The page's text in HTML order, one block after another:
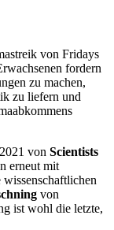
von Fridays
fordern
zu machen,
zu liefern und
von Scientists
erneut mit
von
ist wohl die letzte,